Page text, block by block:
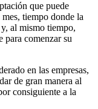
que puede
tiempo donde la
al mismo tiempo,
para comenzar su
en las empresas,
de gran manera al
consiguiente a la